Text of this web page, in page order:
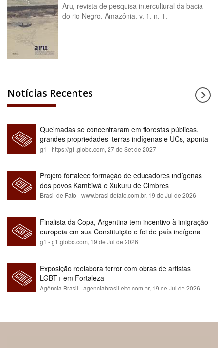
Aru, revista de pesquisa intercultural da bacia
do rio Negro, Amazônia, v. 1, n. 1.
Notícias Recentes
Queimadas se concentraram em florestas públicas,
grandes propriedades, terras indígenas e UCs, aponta
relatório
g1 - https://g1.globo.com,27 de Set de 2027
Projeto fortalece formação de educadores indígenas
dos povos Kambiwá e Xukuru de Cimbres
Brasil de Fato - www.brasildefato.com.br, 19 de Jul de 2026
Finalista da Copa, Argentina tem incentivo à imigração
europeia em sua Constituição e foi de país indígena
para maioria branca
g1 - g1.globo.com, 19 de Jul de 2026
Exposição reelabora terror com obras de artistas
LGBT+ em Fortaleza
Agência Brasil - agenciabrasil.ebc.com.br, 19 de Jul de 2026